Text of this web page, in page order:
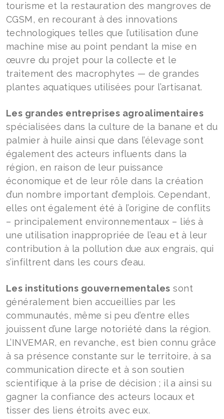
tourisme et la restauration des mangroves de
CGSM, en recourant à des innovations
technologiques telles que l’utilisation d’une
machine mise au point pendant la mise en
œuvre du projet pour la collecte et le
traitement des macrophytes — de grandes
plantes aquatiques utilisées pour l’artisanat.
Les grandes entreprises agroalimentaires
spécialisées dans la culture de la banane et du
palmier à huile ainsi que dans l’élevage sont
également des acteurs influents dans la
région, en raison de leur puissance
économique et de leur rôle dans la création
d’un nombre important d’emplois. Cependant,
elles ont également été à l’origine de conflits
– principalement environnementaux – liés à
une utilisation inappropriée de l’eau et à leur
contribution à la pollution due aux engrais, qui
s’infiltrent dans les cours d’eau.
Les institutions gouvernementales sont
généralement bien accueillies par les
communautés, même si peu d’entre elles
jouissent d’une large notoriété dans la région.
L’INVEMAR, en revanche, est bien connu grâce
à sa présence constante sur le territoire, à sa
communication directe et à son soutien
scientifique à la prise de décision ; il a ainsi su
gagner la confiance des acteurs locaux et
tisser des liens étroits avec eux.